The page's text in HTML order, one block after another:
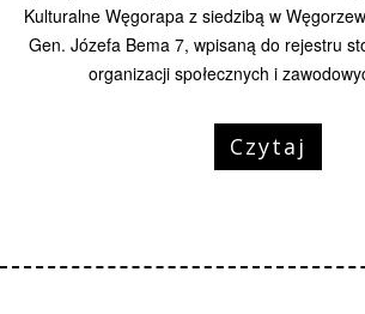
Kulturalne Węgorapa z siedzibą w
Gen. Józefa Bema 7, wpisaną do rejestru
organizacji społecznych i
Czytaj